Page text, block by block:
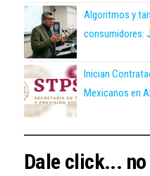
Algoritmos y
consumidores:
Inician
Mexicanos en
Dale click...